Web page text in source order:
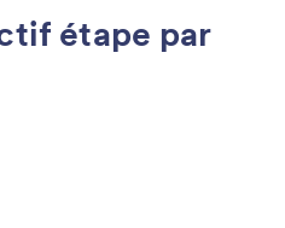
étape par